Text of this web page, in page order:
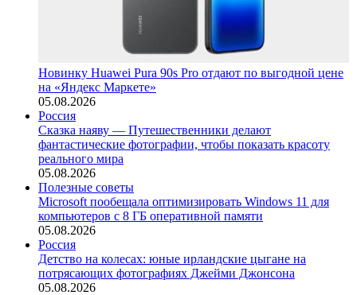
Новинку Huawei Pura 90s Pro отдают по выгодной цене
на «Яндекс Маркете»
05.08.2026
Россия
Сказка наяву — Путешественники делают
фантастические фотографии, чтобы показать красоту
реального мира
05.08.2026
Полезные советы
Microsoft пообещала оптимизировать Windows 11 для
компьютеров с 8 ГБ оперативной памяти
05.08.2026
Россия
Детство на колесах: юные ирландские цыгане на
потрясающих фотографиях Джейми Джонсона
05.08.2026